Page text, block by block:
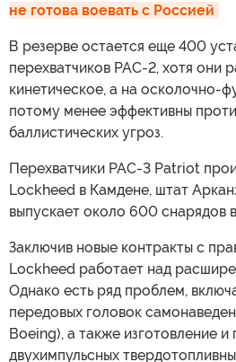
не готова воевать с Россией
В резерве остается еще 400
перехватчиков PAC-2, хотя они
кинетическое, а на осколочно-
потому менее эффективны
баллистических угроз.
Перехватчики PAC-3 Patriot
Lockheed в Камдене, штат
выпускает около 600 снарядов
Заключив новые контракты с
Lockheed работает над
Однако есть ряд проблем,
передовых головок
Boeing), а также изготовление и
двухимпульсных